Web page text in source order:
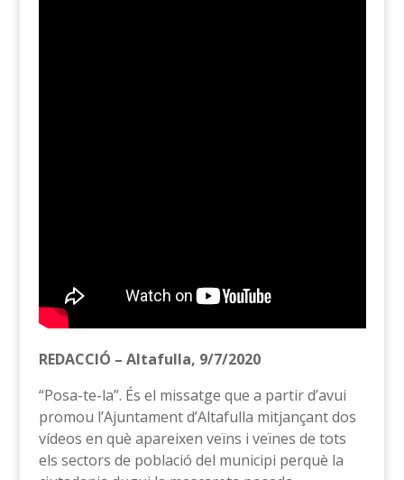
REDACCIÓ – Altafulla, 9/7/2020
“Posa-te-la”. És el missatge que a partir d’avui
promou l’Ajuntament d’Altafulla mitjançant dos
vídeos en què apareixen veïns i veïnes de tots
els sectors de població del municipi perquè la